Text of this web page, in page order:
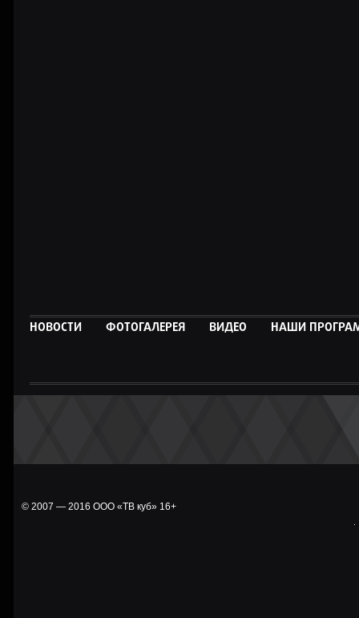
НОВОСТИ ФОТОГАЛЕРЕЯ ВИДЕО НАШИ
© 2007 — 2016 ООО «ТВ куб» 16+